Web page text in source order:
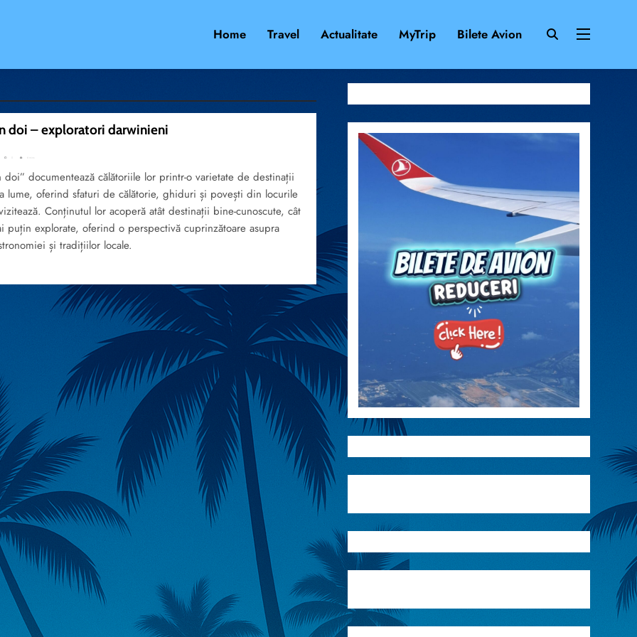
Home Travel Actualitate MyTrip Bilete Avion
doi – exploratori darwinieni
documentează călătoriile lor printr-o varietate de destinații
lume, oferind sfaturi de călătorie, ghiduri și povești din locurile
Conținutul lor acoperă atât destinații bine-cunoscute, cât
puțin explorate, oferind o perspectivă cuprinzătoare asupra
și tradițiilor locale.